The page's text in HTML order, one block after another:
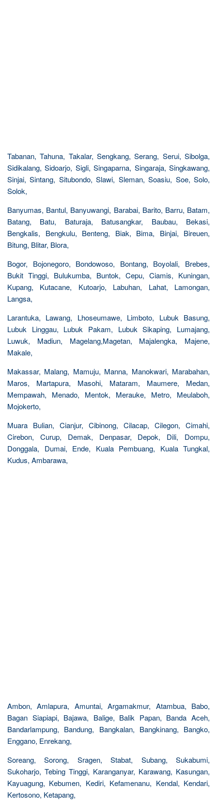
Tabanan, Tahuna, Takalar, Sengkang, Serang, Serui, Sibolga,
Sidikalang, Sidoarjo, Sigli, Singaparna, Singaraja, Singkawang,
Sinjai, Sintang, Situbondo, Slawi, Sleman, Soasiu, Soe, Solo,
Solok,
Banyumas, Bantul, Banyuwangi, Barabai, Barito, Barru, Batam,
Batang, Batu, Baturaja, Batusangkar, Baubau, Bekasi,
Bengkalis, Bengkulu, Benteng, Biak, Bima, Binjai, Bireuen,
Bitung, Blitar, Blora,
Bogor, Bojonegoro, Bondowoso, Bontang, Boyolali, Brebes,
Bukit Tinggi, Bulukumba, Buntok, Cepu, Ciamis, Kuningan,
Kupang, Kutacane, Kutoarjo, Labuhan, Lahat, Lamongan,
Langsa,
Larantuka, Lawang, Lhoseumawe, Limboto, Lubuk Basung,
Lubuk Linggau, Lubuk Pakam, Lubuk Sikaping, Lumajang,
Luwuk, Madiun, Magelang,Magetan, Majalengka, Majene,
Makale,
Makassar, Malang, Mamuju, Manna, Manokwari, Marabahan,
Maros, Martapura, Masohi, Mataram, Maumere, Medan,
Mempawah, Menado, Mentok, Merauke, Metro, Meulaboh,
Mojokerto,
Muara Bulian, Cianjur, Cibinong, Cilacap, Cilegon, Cimahi,
Cirebon, Curup, Demak, Denpasar, Depok, Dili, Dompu,
Donggala, Dumai, Ende, Kuala Pembuang, Kuala Tungkal,
Kudus, Ambarawa,
Ambon, Amlapura, Amuntai, Argamakmur, Atambua, Babo,
Bagan Siapiapi, Bajawa, Balige, Balik Papan, Banda Aceh,
Bandarlampung, Bandung, Bangkalan, Bangkinang, Bangko,
Enggano, Enrekang,
Soreang, Sorong, Sragen, Stabat, Subang, Sukabumi,
Sukoharjo, Tebing Tinggi, Karanganyar, Karawang, Kasungan,
Kayuagung, Kebumen, Kediri, Kefamenanu, Kendal, Kendari,
Kertosono, Ketapang,